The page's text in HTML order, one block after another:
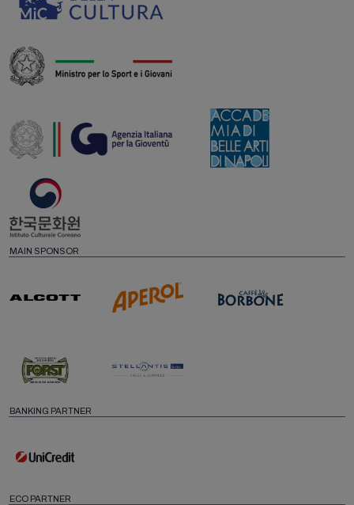
MAIN SPONSOR
BANKING PARTNER
ECO PARTNER